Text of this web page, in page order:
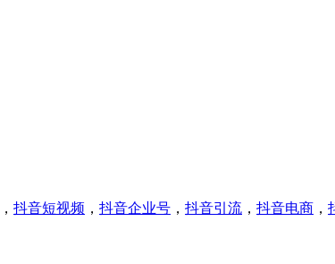
， 抖音短视频 ， 抖音企业号 ， 抖音引流 ， 抖音电商 ，